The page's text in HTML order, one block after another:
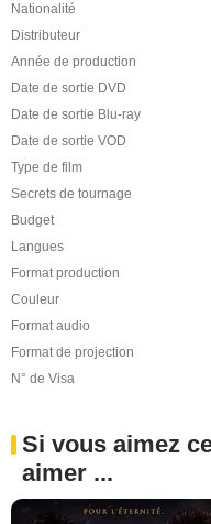
Nationalité
Distributeur
Année de production
Date de sortie DVD
Date de sortie Blu-ray
Date de sortie VOD
Type de film
Secrets de tournage
Budget
Langues
Format production
Couleur
Format audio
Format de projection
N° de Visa
Si vous aimez
aimer ...